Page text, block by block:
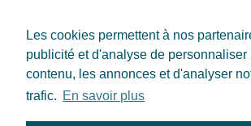
Les cookies permettent à nos
publicité et d'analyse de personnaliser
contenu, les annonces et d'analyser
trafic. En savoir plus